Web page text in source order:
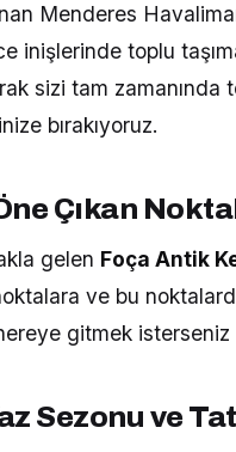
Menderes
inişlerinde toplu
sizi tam zamanında
bırakıyoruz.
Çıkan
gelen Foça Antik
ve bu
gitmek isterseniz
Sezonu ve